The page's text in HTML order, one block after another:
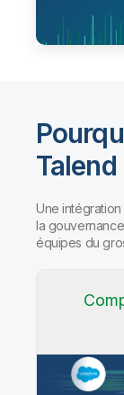
Une
la
équipes du